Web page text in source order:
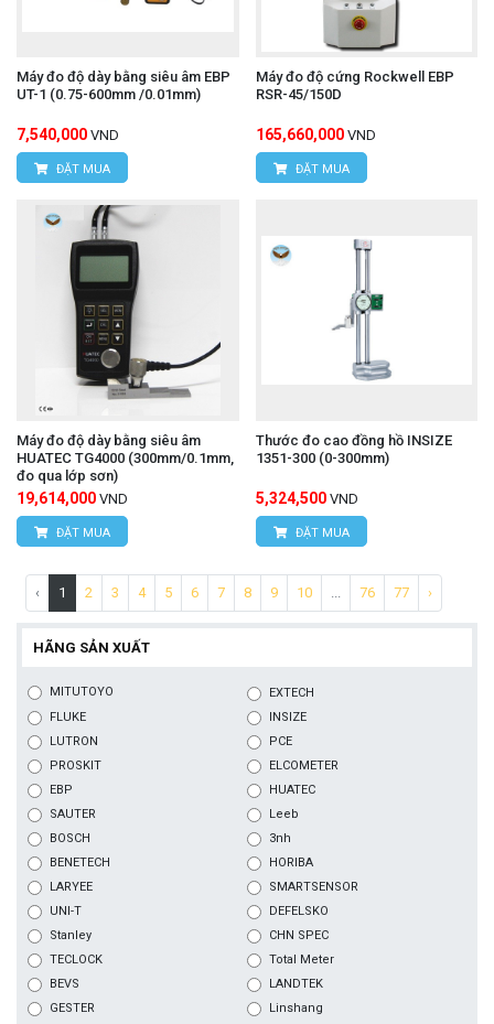
Máy đo độ dày bằng siêu âm EBP
UT-1 (0.75-600mm /0.01mm)
7,540,000 VND
ĐẶT MUA
Máy đo độ cứng Rockwell EBP
RSR-45/150D
165,660,000 VND
ĐẶT MUA
Máy đo độ dày bằng siêu âm
HUATEC TG4000 (300mm/0.1mm,
đo qua lớp sơn)
19,614,000 VND
ĐẶT MUA
Thước đo cao đồng hồ INSIZE
1351-300 (0-300mm)
5,324,500 VND
ĐẶT MUA
‹ 1 2 3 4 5 6 7 8 9 10 ... 76 77 ›
HÃNG SẢN XUẤT
MITUTOYO
EXTECH
FLUKE
INSIZE
LUTRON
PCE
PROSKIT
ELCOMETER
EBP
HUATEC
SAUTER
Leeb
BOSCH
3nh
BENETECH
HORIBA
LARYEE
SMARTSENSOR
UNI-T
DEFELSKO
Stanley
CHN SPEC
TECLOCK
Total Meter
BEVS
LANDTEK
GESTER
Linshang